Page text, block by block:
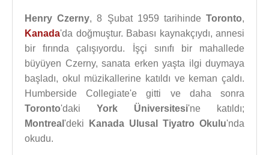
Henry Czerny, 8 Şubat 1959 tarihindeToronto,
Kanada'da doğmuştur. Babası kaynakçıydı, annesi
bir fırında çalışıyordu. İşçi sınıfı bir mahallede
büyüyen Czerny, sanata erken yaşta ilgi duymaya
başladı, okul müzikallerine katıldı ve keman çaldı.
Humberside Collegiate'e gitti ve daha sonra
Toronto'daki York Üniversitesi'ne katıldı;
Montreal 'deki Kanada Ulusal Tiyatro Okulu'nda
okudu.